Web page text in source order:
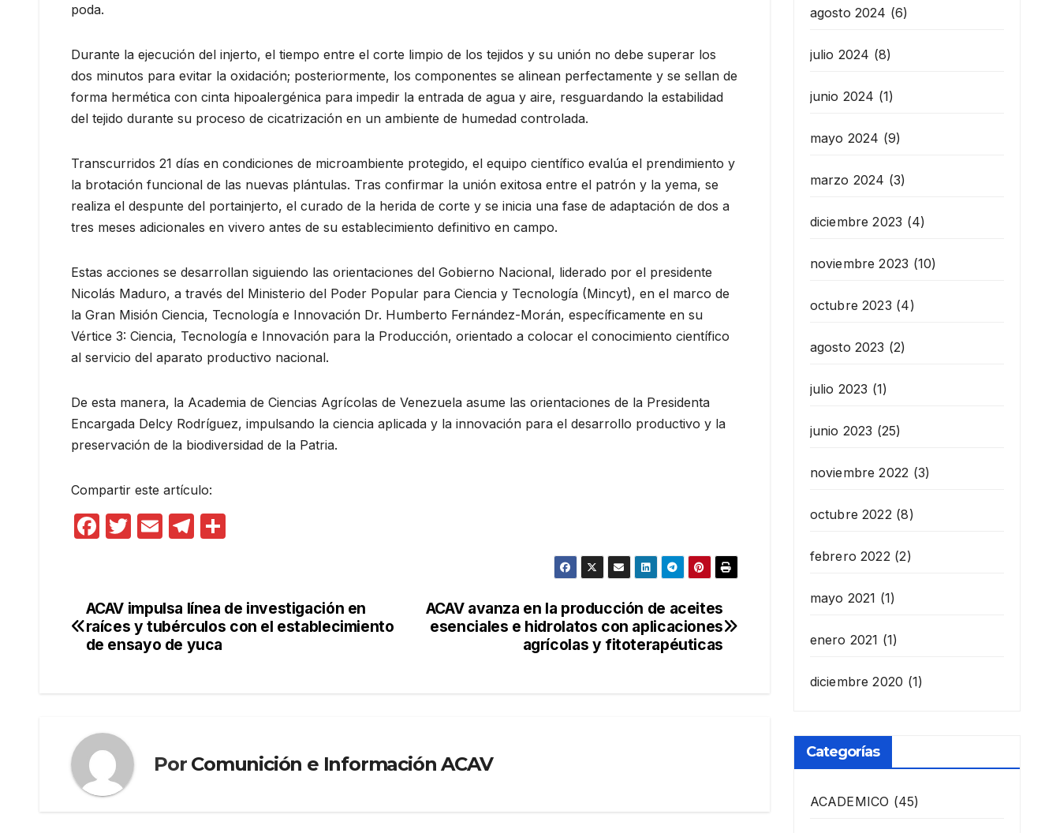
poda.
Durante la ejecución del injerto, el tiempo entre el corte limpio de los tejidos y su unión no debe superar los
dos minutos para evitar la oxidación; posteriormente, los componentes se alinean perfectamente y se sellan de
forma hermética con cinta hipoalergénica para impedir la entrada de agua y aire, resguardando la estabilidad
del tejido durante su proceso de cicatrización en un ambiente de humedad controlada.
Transcurridos 21 días en condiciones de microambiente protegido, el equipo científico evalúa el prendimiento y
la brotación funcional de las nuevas plántulas. Tras confirmar la unión exitosa entre el patrón y la yema, se
realiza el despunte del portainjerto, el curado de la herida de corte y se inicia una fase de adaptación de dos a
tres meses adicionales en vivero antes de su establecimiento definitivo en campo.
Estas acciones se desarrollan siguiendo las orientaciones del Gobierno Nacional, liderado por el presidente
Nicolás Maduro, a través del Ministerio del Poder Popular para Ciencia y Tecnología (Mincyt), en el marco de
la Gran Misión Ciencia, Tecnología e Innovación Dr. Humberto Fernández-Morán, específicamente en su
Vértice 3: Ciencia, Tecnología e Innovación para la Producción, orientado a colocar el conocimiento científico
al servicio del aparato productivo nacional.
De esta manera, la Academia de Ciencias Agrícolas de Venezuela asume las orientaciones de la Presidenta
Encargada Delcy Rodríguez, impulsando la ciencia aplicada y la innovación para el desarrollo productivo y la
preservación de la biodiversidad de la Patria.
Compartir este artículo:
F
e
b
o
T
er
E
T
gr
a
m
p
ar
Navegación
de
ACAV avanza en la producción de aceites
esenciales e hidrolatos con aplicaciones
agrícolas y fitoterapéuticas
ACAV impulsa línea de investigación en
raíces y tubérculos con el establecimiento
de ensayo de yuca
Por Comunición e Información ACAV
agosto 2024 (6)
julio 2024 (8)
junio 2024 (1)
mayo 2024 (9)
marzo 2024 (3)
diciembre 2023 (4)
noviembre 2023 (10)
octubre 2023 (4)
agosto 2023 (2)
julio 2023 (1)
junio 2023 (25)
noviembre 2022 (3)
octubre 2022(8)
febrero 2022(2)
mayo 2021 (1)
enero 2021 (1)
diciembre 2020 (1)
Categorías
ACADEMICO (45)